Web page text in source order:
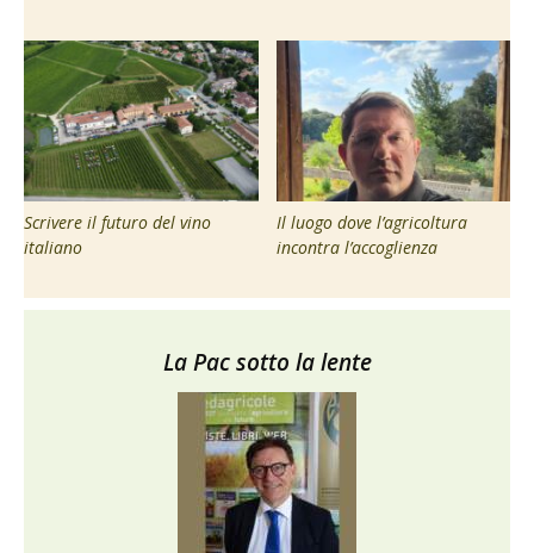
Scrivere il futuro del vino
italiano
Il luogo dove l’agricoltura
incontra l’accoglienza
La Pac sotto la lente